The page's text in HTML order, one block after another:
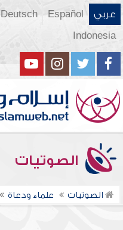
عربي Español
Deutsch
Indonesia
الصوتيات
الصوتيات علماء ودعاة